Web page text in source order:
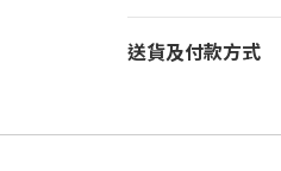
送貨及付款方式